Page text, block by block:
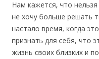
Нам кажется, что
не хочу больше решать
настало время, когда
признать для себя, что
жизнь своих близких и